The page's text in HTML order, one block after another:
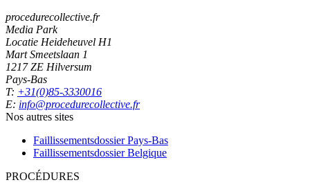
procedurecollective.fr
Media Park
Locatie Heideheuvel H1
Mart Smeetslaan 1
1217 ZE Hilversum
Pays-Bas
T: +31(0)85-3330016
E: info@procedurecollective.fr
Nos autres sites
Faillissementsdossier Pays-Bas
Faillissementsdossier Belgique
PROCÉDURES